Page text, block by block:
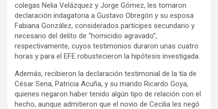
colegas Nelia Velázquez y Jorge Gómez, les tomaron
declaración indagatoria a Gustavo Obregón y su esposa
Fabiana González, considerados partícipes secundario y
necesario del delito de “homicidio agravado”,
respectivamente, cuyos testimonios duraron unas cuatro
horas y para el EFE robustecieron la hipótesis investigada.
Además, recibieron la declaración testimonial de la tía de
César Sena, Patricia Acuña, y su marido Ricardo Goya,
quienes negaron haber tenido algún tipo de relación con el
hecho, aunque admitieron que el novio de Cecilia les negó